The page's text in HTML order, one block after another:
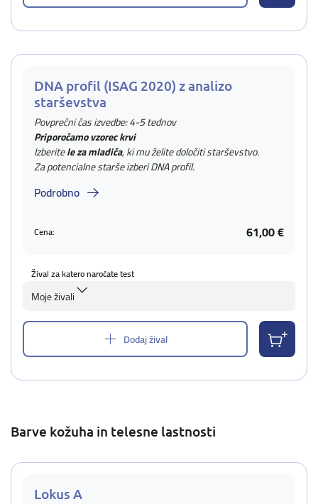
DNA profil (ISAG 2020) z analizo
starševstva
Povprečni čas izvedbe: 4-5 tednov
Priporočamo vzorec krvi
Izberitele za mladiča, ki mu želite določiti starševstvo.
Za potencialne starše izberi DNA profil.
Podrobno
Cena: 61,00 €
Žival za katero naročate test
Moje živali
Dodaj žival
Barve kožuha in telesne lastnosti
Lokus A